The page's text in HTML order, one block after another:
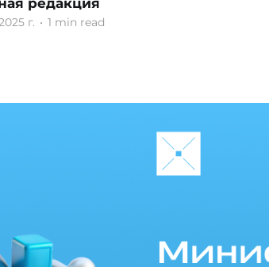
редакция
г. • 1 min read